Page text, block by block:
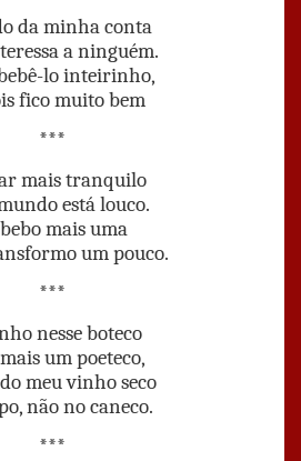
da minha conta
a ninguém.
lo inteirinho,
fico muito bem
***
mais tranquilo
está louco.
mais uma
um pouco.
***
nesse boteco
um poeteco,
meu vinho seco
não no caneco.
***